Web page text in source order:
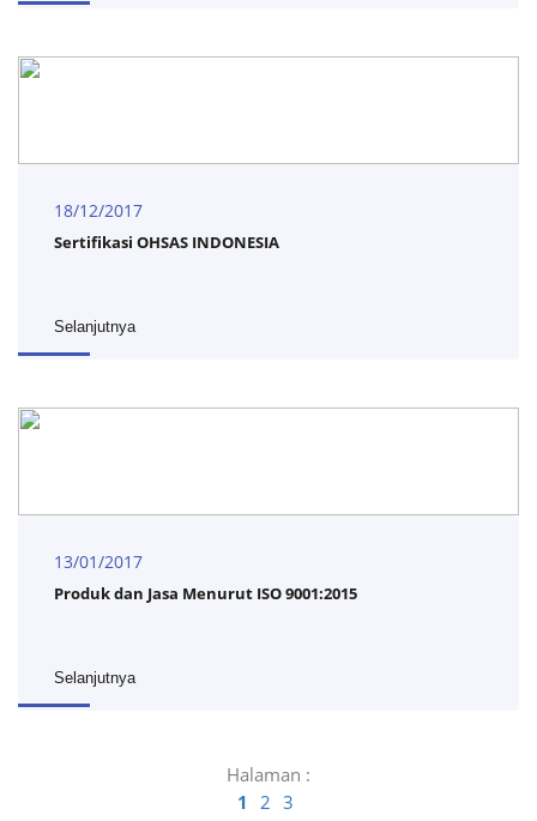
18/12/2017
Sertifikasi OHSAS INDONESIA
Selanjutnya
13/01/2017
Produk dan Jasa Menurut ISO 9001:2015
Selanjutnya
Halaman :
1 2 3